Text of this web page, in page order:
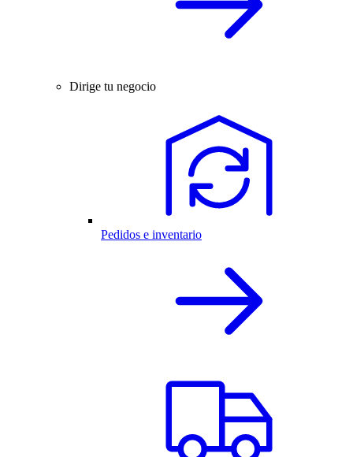
Dirige tu negocio
Pedidos e inventario